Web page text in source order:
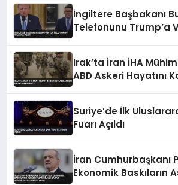
İngiltere Başbakanı
Telefonunu Trump’a
Irak’ta İran İHA
ABD Askeri Hayatını
Suriye’de İlk
Fuarı Açıldı
İran Cumhurbaşkanı
Ekonomik Baskıların